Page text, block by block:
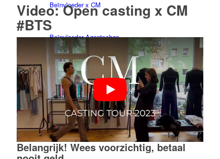
Beïnvloeder x CM
Beïnvloeder Agentschap
Performance Marketing
Beïnvloedermarketing
Beheer van beïnvloeders
Video: Open casting x CM
#BTS
Belangrijk! Wees voorzichtig, betaal